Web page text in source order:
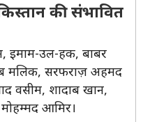
की संभावित
इमाम-उल-हक, बाबर
मलिक, सरफराज़ अहमद
वसीम, शादाब खान,
आमिर।